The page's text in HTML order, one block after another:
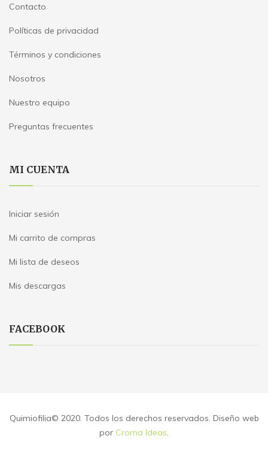
Contacto
Políticas de privacidad
Términos y condiciones
Nosotros
Nuestro equipo
Preguntas frecuentes
MI CUENTA
Iniciar sesión
Mi carrito de compras
Mi lista de deseos
Mis descargas
FACEBOOK
Quimiofilia© 2020. Todos los derechos reservados. Diseño web
por Croma Ideas.